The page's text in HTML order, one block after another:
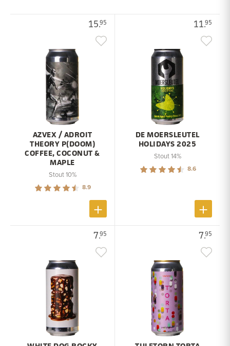
15.95
AZVEX / ADROIT
THEORY P(DOOM)
COFFEE, COCONUT &
MAPLE
Stout 10%
8.9
11.95
DE MOERSLEUTEL
HOLIDAYS 2025
Stout 14%
8.6
7.95 7.95